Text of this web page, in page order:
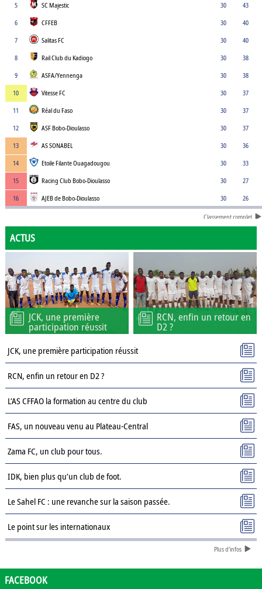
5
SC Majestic 30
43
6
CFFEB 30
40
7
Salitas FC 30
40
8
Rail Club du Kadiogo 30
38
9
ASFA/Yennenga 30
38
10
Vitesse FC 30
37
11
Réal du Faso 30
37
12
ASF Bobo-Dioulasso 30
37
13
AS SONABEL 30
36
14
Etoile Filante Ouagadougou 30
33
15
Racing Club Bobo-Dioulasso 30
27
16
AJEB de Bobo-Dioulasso 30 26
Classement complet
ACTUS
JCK, une première
participation réussit
RCN, enfin un retour en
D2 ?
JCK, une première participation réussit
RCN, enfin un retour en D2 ?
L’AS CFFAO la formation au centre du club
FAS, un nouveau venu au Plateau-Central
Zama FC, un club pour tous.
IDK, bien plus qu’un club de foot.
Le Sahel FC : une revanche sur la saison passée.
Le point sur les internationaux
Présentation des clubs de D3 : ASPC Tenkodogo
Plus d'infos
FACEBOOK